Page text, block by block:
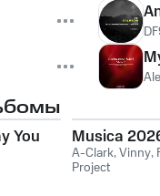
You
Musica
A-Clark,Vinny,
Project